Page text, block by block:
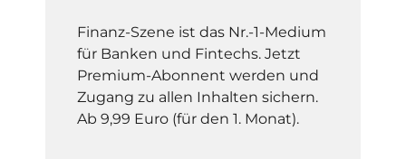
Finanz-Szene ist das Nr.-1-Medium
für Banken und Fintechs. Jetzt
Premium-Abonnent werden und
Zugang zu allen Inhalten sichern.
Ab 9,99 Euro (für den 1. Monat).